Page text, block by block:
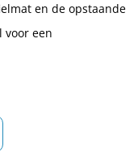
en de opstaande
voor een